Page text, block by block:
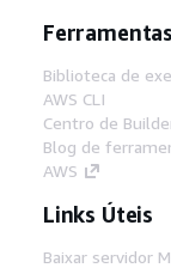
Biblioteca de
AWS CLI
Centro de
Blog de
AWS
Links Úteis
Baixar servidor